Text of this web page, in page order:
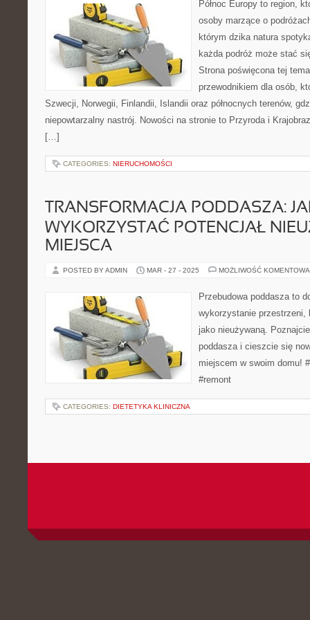
Północ Europy to region,
osoby marzące o
którym dzika natura
każda podróż może stać
Strona poświęcona tej
przewodnikiem dla osób,
Szwecji, Norwegii, Finlandii, Islandii oraz północnych terenów,
niepowtarzalny nastrój. Nowości na stronie to Przyroda i
[…]
CATEGORIES: NIERUCHOMOŚCI
TRANSFORMACJA PODDASZA:
WYKORZYSTAĆ POTENCJAŁ
MIEJSCA
POSTED BY ADMIN MAR - 27 - 2025 MOŻLIWOŚĆ
Przebudowa poddasza to
wykorzystanie przestrzeni,
jako nieużywaną.
poddasza i cieszcie się
miejscem w swoim domu!
#remont
CATEGORIES: DIETETYKA KLINICZNA